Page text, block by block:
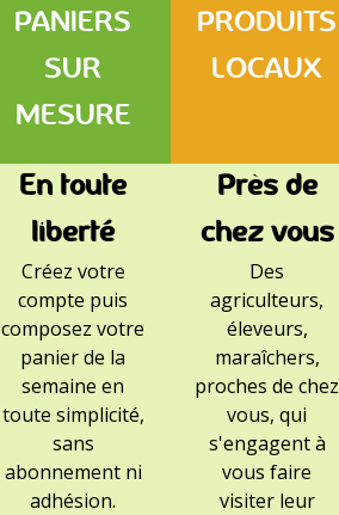
PANIERS
SUR
MESURE
PRODUITS
LOCAUX
En toute
liberté
Créez votre
compte puis
composez votre
panier de la
semaine en
toute simplicité,
sans
abonnement ni
adhésion.
Près de
chez vous
Des
agriculteurs,
éleveurs,
maraîchers,
proches de chez
vous, qui
s'engagent à
vous faire
visiter leur